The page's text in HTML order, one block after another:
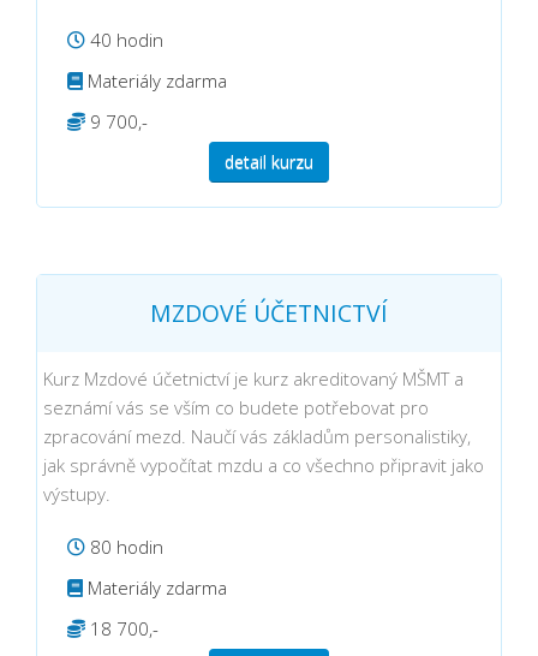
40 hodin
Materiály zdarma
9 700,-
detail kurzu
MZDOVÉ ÚČETNICTVÍ
Kurz Mzdové účetnictví je kurz akreditovaný MŠMT a
seznámí vás se vším co budete potřebovat pro
zpracování mezd. Naučí vás základům personalistiky,
jak správně vypočítat mzdu a co všechno připravit jako
výstupy.
80 hodin
Materiály zdarma
18 700,-